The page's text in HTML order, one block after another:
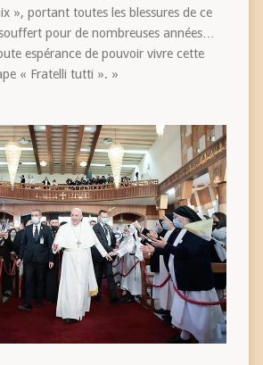
», portant toutes les blessures de ce
pour de nombreuses années…
espérance de pouvoir vivre cette
« Fratelli tutti ». »